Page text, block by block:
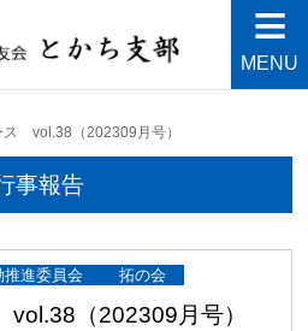
業家同友会と
支部
よい経営環境づくりを目指し
MENU
ス vol.38（202309月号）
事報告
進委員会 拓の会
（202309月号）